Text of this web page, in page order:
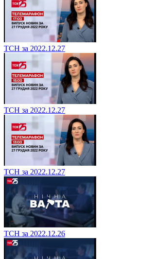
ТСН за 2022.12.27
ТСН за 2022.12.27
ТСН за 2022.12.27
ТСН за 2022.12.26